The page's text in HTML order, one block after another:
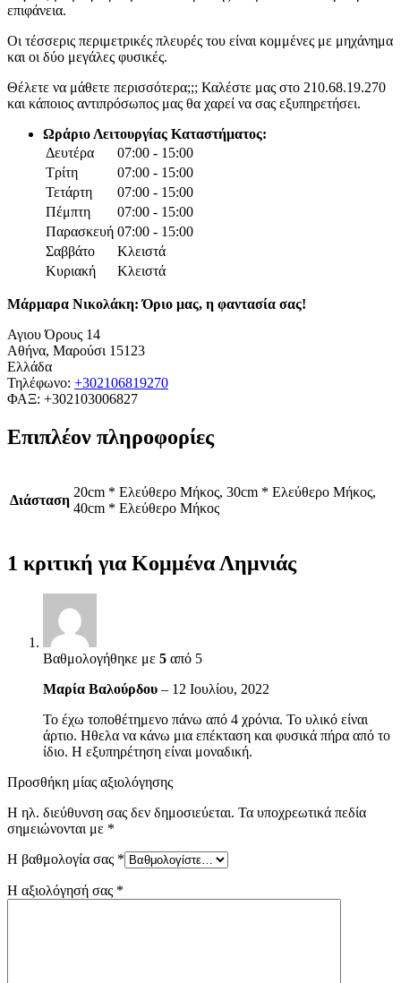
επιφάνεια.
Οι τέσσερις περιμετρικές πλευρές του είναι κομμένες με μηχάνημα
και οι δύο μεγάλες φυσικές.
Θέλετε να μάθετε περισσότερα;;; Καλέστε μας στο 210.68.19.270
και κάποιος αντιπρόσωπος μας θα χαρεί να σας εξυπηρετήσει.
Ωράριο Λειτουργίας Καταστήματος:
Δευτέρα
07:00 - 15:00
Τρίτη
07:00 - 15:00
Τετάρτη
07:00 - 15:00
Πέμπτη
07:00 - 15:00
Παρασκευή 07:00 - 15:00
Σαββάτο
Κλειστά
Κυριακή
Κλειστά
Μάρμαρα Νικολάκη: Όριο μας, η φαντασία σας!
Αγιου Όρους 14
Αθήνα, Μαρούσι 15123
Ελλάδα
Τηλέφωνο: +302106819270
ΦΑΞ: +302103006827
Επιπλέον πληροφορίες
Διάσταση
20cm * Ελεύθερο Μήκος, 30cm * Ελεύθερο Μήκος,
40cm * Ελεύθερο Μήκος
1 κριτική γιαΚομμένα Λημνιάς
Βαθμολογήθηκε με 5 από 5
Μαρία Βαλούρδου – 12 Ιουλίου, 2022
Το έχω τοποθέτημενο πάνω από 4 χρόνια. Το υλικό είναι
άρτιο. Ηθελα να κάνω μια επέκταση και φυσικά πήρα από το
ίδιο. Η εξυπηρέτηση είναι μοναδική.
Προσθήκη μίας αξιολόγησης
Η ηλ. διεύθυνση σας δεν δημοσιεύεται. Τα υποχρεωτικά πεδία
σημειώνονται με *
Η βαθμολογία σας *
Η αξιολόγησή σας *